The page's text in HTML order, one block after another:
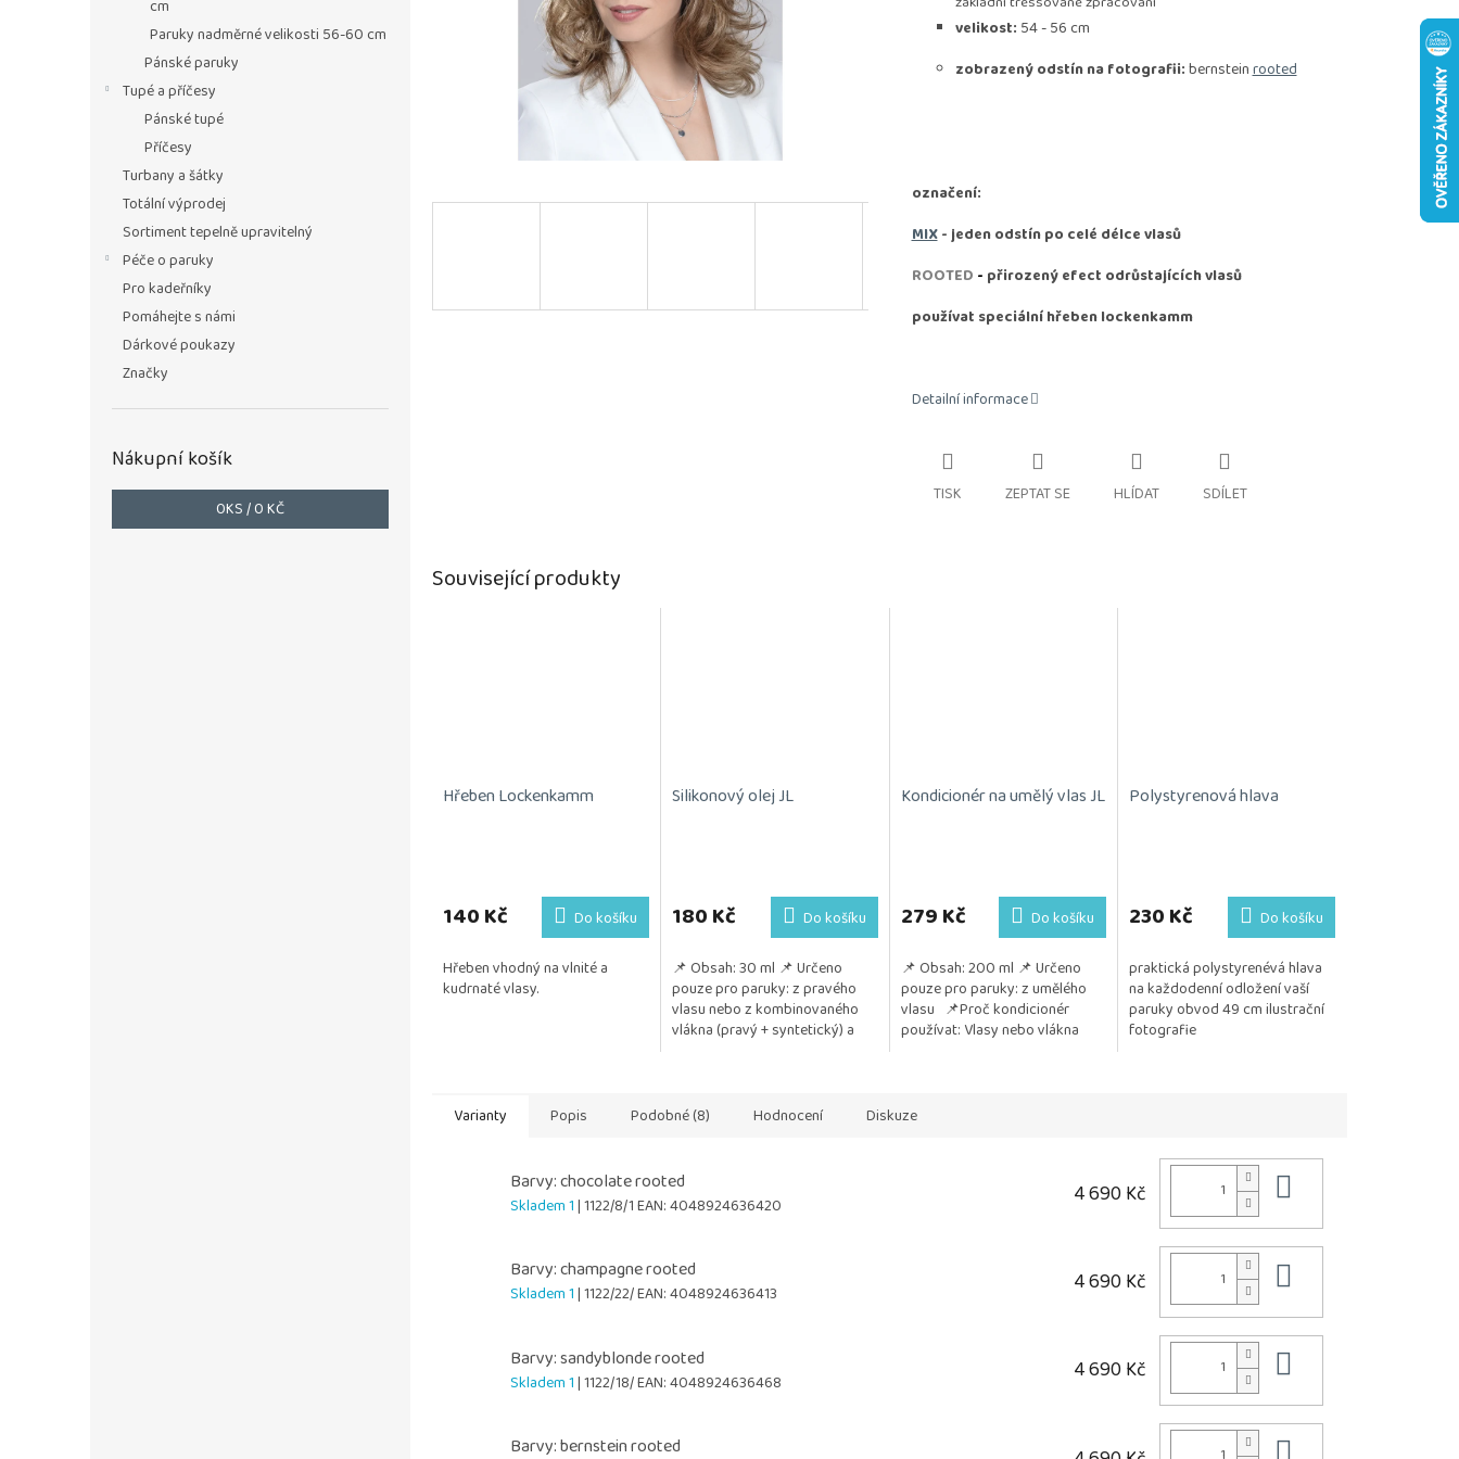
cm
Paruky nadměrné velikosti 56-60 cm
Pánské paruky
Tupé a příčesy
Pánské tupé
Příčesy
Turbany a šátky
Totální výprodej
Sortiment tepelně upravitelný
Péče o paruky
Pro kadeřníky
Pomáhejte s námi
Dárkové poukazy
Značky
Nákupní košík
0KS /0 KČ
velikost: 54 - 56 cm
zobrazený odstín na fotografii:bernsteinrooted
označení:
MIX - jeden odstín po celé délce vlasů
ROOTED - přirozený efect odrůstajících vlasů
používat speciální hřeben lockenkamm
Detailní informace
TISK ZEPTAT SE HLÍDAT SDÍLET
Související produkty
Hřeben Lockenkamm
140 Kč Do košíku
Hřeben vhodný na vlnité a
kudrnaté vlasy.
Silikonový olej JL
180 Kč Do košíku
📌 Obsah: 30 ml 📌 Určeno
pouze pro paruky: z pravého
vlasu nebo z kombinovaného
vlákna (pravý + syntetický) a
Kondicionér na umělý vlas JL
produktu
je
z
5
hvězdiček.
279 Kč Do košíku
📌 Obsah: 200 ml 📌 Určeno
pouze pro paruky: z umělého
vlasu 📌Proč kondicionér
používat: Vlasy nebo vlákna
Polystyrenová hlava
230 Kč Do košíku
praktická polystyrenévá hlava
na každodenní odložení vaší
paruky obvod 49 cm ilustrační
fotografie
Varianty Popis Podobné (8) Hodnocení Diskuze
Barvy: chocolate rooted
Skladem 1| 1122/8/1EAN:4048924636420 4 690 Kč
Barvy: champagne rooted
Skladem 1| 1122/22/EAN:4048924636413 4 690 Kč
Barvy: sandyblonde rooted
Skladem 1| 1122/18/EAN:4048924636468 4 690 Kč
Barvy: bernstein rooted